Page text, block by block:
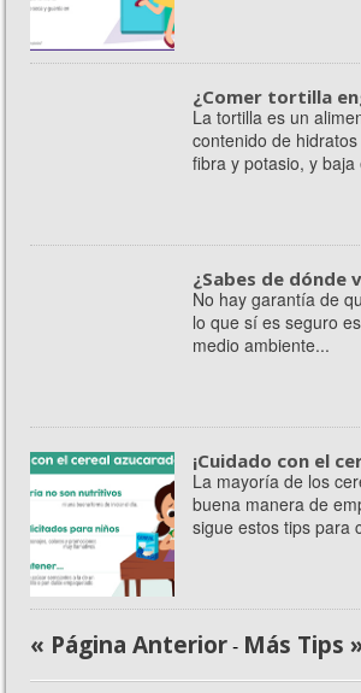
¿Comer tortilla
La tortilla es un
contenido de
fibra y potasio, y
¿Sabes de dónde
No hay garantía de
lo que sí es seguro
medio ambiente...
¡Cuidado con el
La mayoría de los
buena manera de
sigue estos tips para
« Página Anterior- Más Tips